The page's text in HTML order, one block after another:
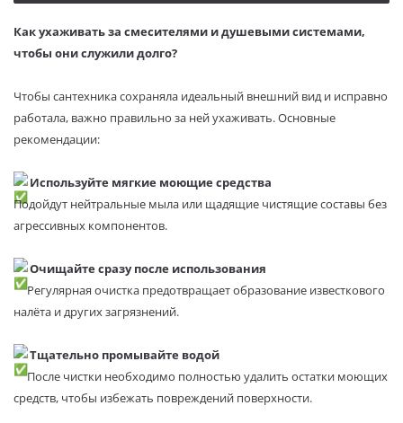
Как ухаживать за смесителями и душевыми системами,
чтобы они служили долго?
Чтобы сантехника сохраняла идеальный внешний вид и исправно
работала, важно правильно за ней ухаживать. Основные
рекомендации:
Используйте мягкие моющие средства
Подойдут нейтральные мыла или щадящие чистящие составы без
агрессивных компонентов.
Очищайте сразу после использования
Регулярная очистка предотвращает образование известкового
налёта и других загрязнений.
Тщательно промывайте водой
После чистки необходимо полностью удалить остатки моющих
средств, чтобы избежать повреждений поверхности.